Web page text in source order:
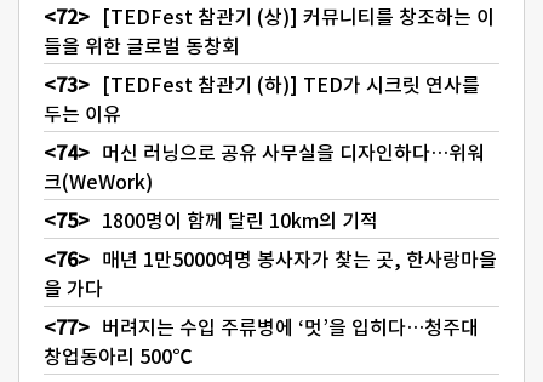
[TEDFest 참관기 (상)] 커뮤니티를 창조하는 이
들을 위한 글로벌 동창회
[TEDFest 참관기 (하)] TED가 시크릿 연사를
두는 이유
머신 러닝으로 공유 사무실을 디자인하다…위워
크(WeWork)
1800명이 함께 달린 10km의 기적
매년 1만5000여명 봉사자가 찾는 곳, 한사랑마을
을 가다
버려지는 수입 주류병에 ‘멋’을 입히다…청주대
창업동아리 500℃